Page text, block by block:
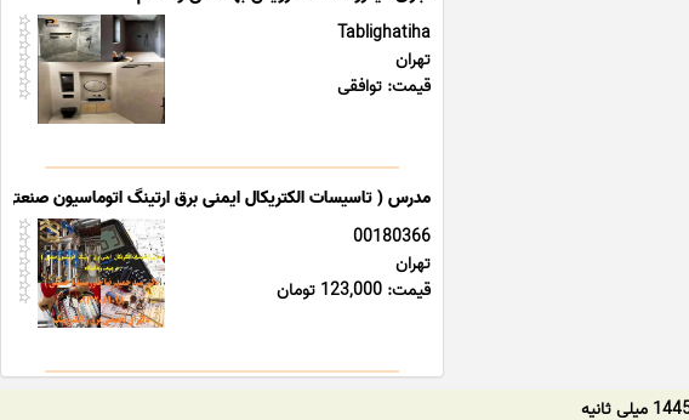
Tablighatiha
تهران
قیمت: توافقی
مدرس ( تاسیسات الکتریکال ایمنی برق ارتینگ اتوماسیون
00180366
تهران
قیمت: 123,000 تومان